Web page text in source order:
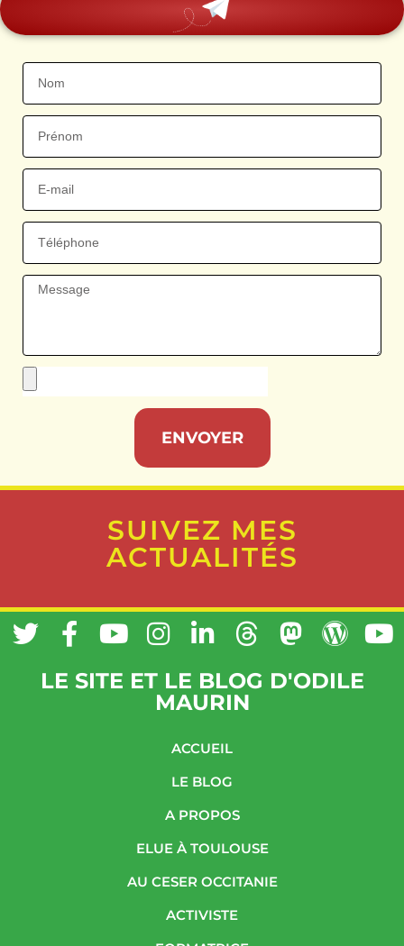
ENVOYER
SUIVEZ MES
ACTUALITÉS
LE SITE ET LE BLOG D'ODILE
MAURIN
ACCUEIL
LE BLOG
A PROPOS
ELUE À TOULOUSE
AU CESER OCCITANIE
ACTIVISTE